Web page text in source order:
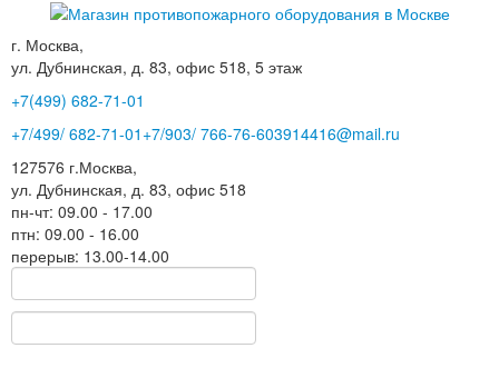
г. Москва,
ул. Дубнинская, д. 83, офис 518, 5 этаж
+7(499) 682-71-01
+7/499/ 682-71-01 +7/903/ 766-76-603914416@mail.ru
127576 г.Москва,
ул. Дубнинская, д. 83, офис 518
пн-чт: 09.00 - 17.00
птн: 09.00 - 16.00
перерыв: 13.00-14.00